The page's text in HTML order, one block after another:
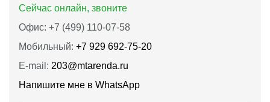
Сейчас онлайн, звоните
Офис: +7 (499) 110-07-58
Мобильный: +7 929 692-75-20
E-mail: 203@mtarenda.ru
Напишите мне в WhatsApp